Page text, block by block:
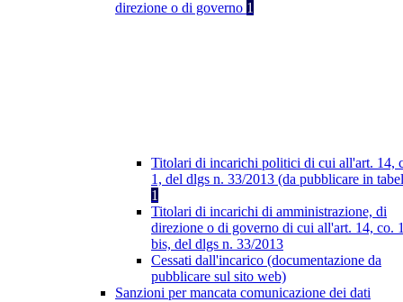
direzione o di governo 1
Titolari di incarichi politici di cui all'art. 14,
1, del dlgs n. 33/2013 (da pubblicare in
1
Titolari di incarichi di amministrazione, di
direzione o di governo di cui all'art. 14, co.
bis, del dlgs n. 33/2013
Cessati dall'incarico (documentazione da
pubblicare sul sito web)
Sanzioni per mancata comunicazione dei dati